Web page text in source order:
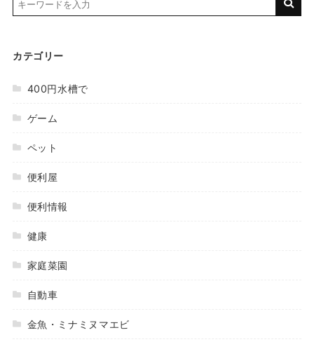
カテゴリー
400円水槽で
ゲーム
ペット
便利屋
便利情報
健康
家庭菜園
自動車
金魚・ミナミヌマエビ